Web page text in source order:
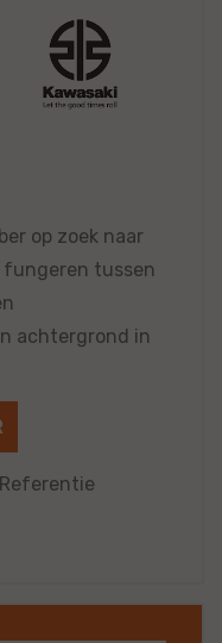
op zoek naar
fungeren tussen
achtergrond in
Referentie